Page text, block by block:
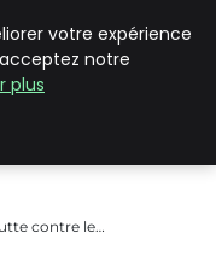
contre le…
votre expérience
notre
plus